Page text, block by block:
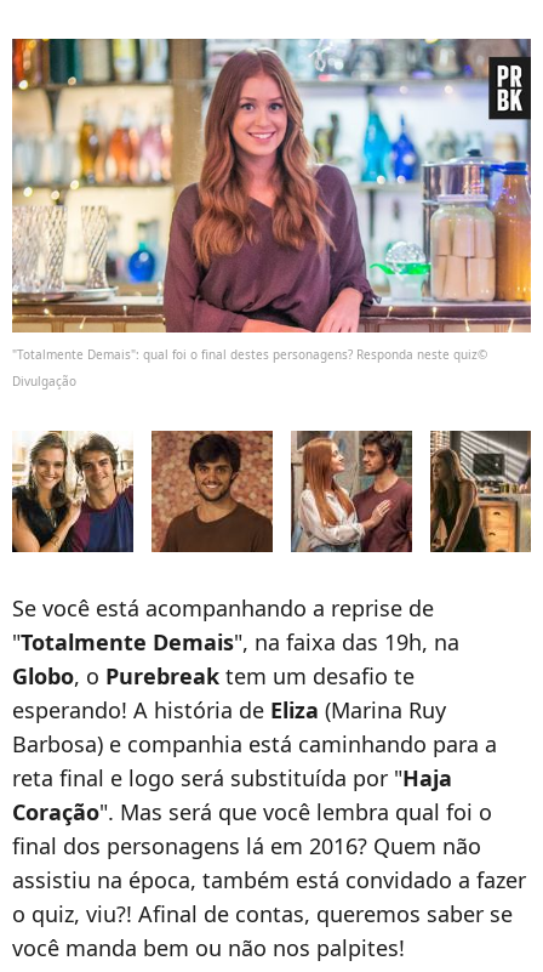
"Totalmente Demais": qual foi o final destes personagens? Responda neste quiz©
Divulgação
Se você está acompanhando a reprise de
"Totalmente Demais", na faixa das 19h, na
Globo, o Purebreak tem um desafio te
esperando! A história de Eliza (Marina Ruy
Barbosa) e companhia está caminhando para a
reta final e logo será substituída por "Haja
Coração". Mas será que você lembra qual foi o
final dos personagens lá em 2016? Quem não
assistiu na época, também está convidado a fazer
o quiz, viu?! Afinal de contas, queremos saber se
você manda bem ou não nos palpites!